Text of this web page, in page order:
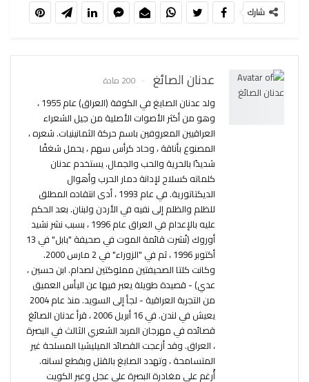
شارك
عدنان الصائغ 200 مادة
ولد عدنان الصايغ في الكوفة (العراق) عام 1955 ،
وهو من أكثر الأصوات الأصلية من جيل الشعراء
العراقيين المعروفين باسم حركة الثمانينيات. شعره ،
المصنوع بأناقة ، وحاد كرأس سهم ، يحمل شغفًا
شديدًا بالحرية والحب والجمال. يستخدم عدنان
كلماته كسلاح لإدانة دمار الحرب وأهوال
الديكتاتورية. في عام 1993 ، أدى انتقاده المطلق
للظلم والظلم إلى نفيه في الأردن ولبنان. بعد الحكم
عليه بالإعدام في العراق عام 1996 ، بسبب نشر نشيد
أوروك (نُشرت قائمة الموت في صحيفة "بابل" في 13
أكتوبر 1996 ، ثم في "الزوراء" في 2 مارس 2000.
وكانت كلتا الصحيفتين مملوكتين لصدام. ابن حسين ،
عدي) - قصيدة طويلة يعبر فيها عن اليأس العميق
من التجربة العراقية - لجأ إلى السويد. منذ عام 2004
يعيش في لندن. في 16 أبريل 2006 ، قرأ عدنان الصائغ
قصائده في مهرجان المربد الشعري الثالث في البصرة
، العراق. وقد أزعجت القصائد الميليشيا المسلحة غير
المتسامحة ، وتهدد الصايغ بالقتل وبقطع لسانه.
أُرغم على مغادرة البصرة على عجل وعبر الكويت